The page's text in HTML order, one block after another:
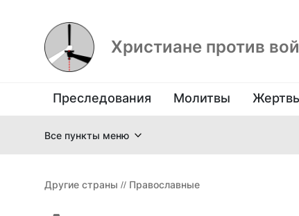
Христиане против
Преследования Молитвы
Все пункты меню
Другие страны // Православные